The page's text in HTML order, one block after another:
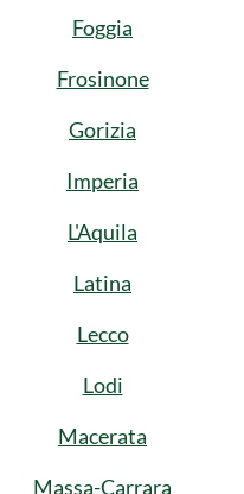
Foggia
Frosinone
Gorizia
Imperia
L'Aquila
Latina
Lecco
Lodi
Macerata
Massa-Carrara